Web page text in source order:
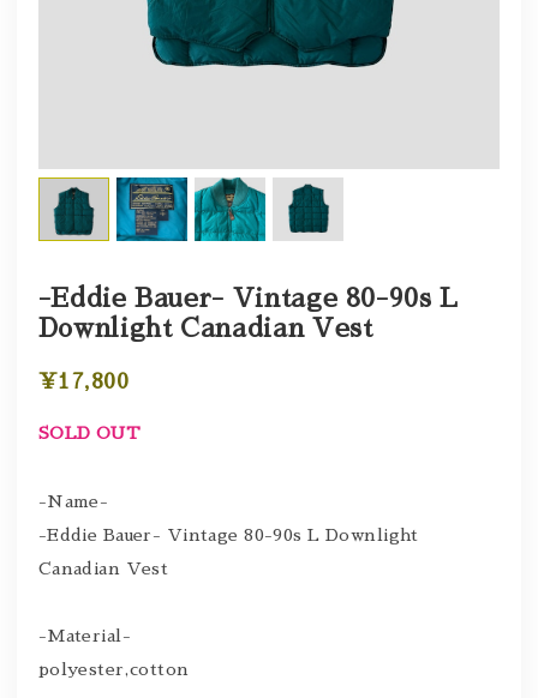
-Eddie Bauer- Vintage 80-90s L
Downlight Canadian Vest
¥17,800
SOLD OUT
-Name-
-Eddie Bauer- Vintage 80-90s L Downlight
Canadian Vest
-Material-
polyester,cotton